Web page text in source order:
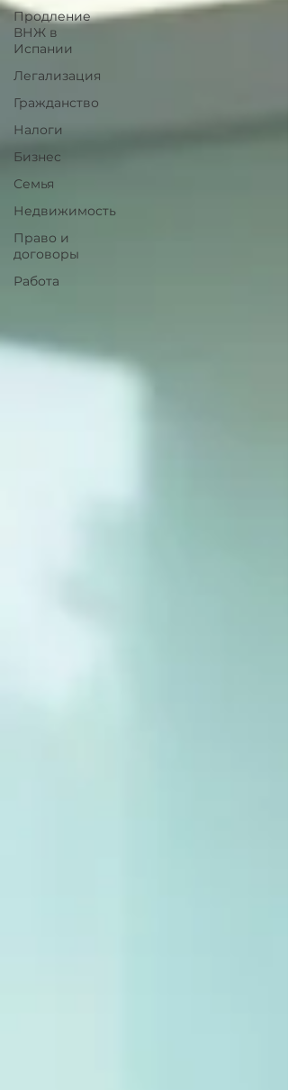
Продление
ВНЖ в
Испании
Легализация
Гражданство
Налоги
Бизнес
Семья
Недвижимость
Право и
договоры
Работа